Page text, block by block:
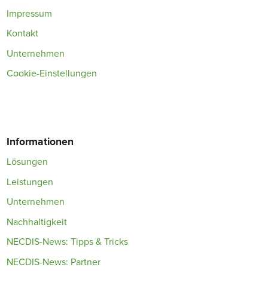
Impressum
Kontakt
Unternehmen
Cookie-Einstellungen
Informationen
Lösungen
Leistungen
Unternehmen
Nachhaltigkeit
NECDIS-News: Tipps & Tricks
NECDIS-News: Partner